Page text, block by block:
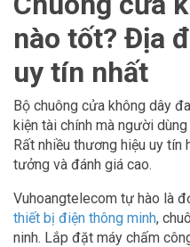
nào tốt? Địa
uy tín nhất
Bộ chuông cửa không dây
kiện tài chính mà người
Rất nhiều thương hiệu uy tín
tưởng và đánh giá cao.
Vuhoangtelecom tự hào là
thiết bị điện thông minh,
ninh. Lắp đặt máy chấm